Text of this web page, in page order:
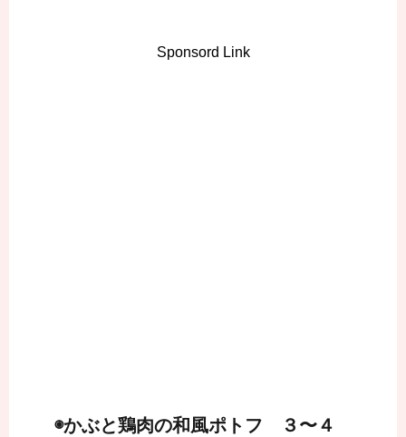
Sponsord Link
◉かぶと鶏肉の和風ポトフ ３〜４